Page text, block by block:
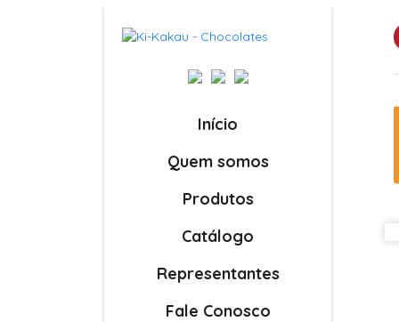
Início
Quem somos
Produtos
Catálogo
Representantes
Fale Conosco